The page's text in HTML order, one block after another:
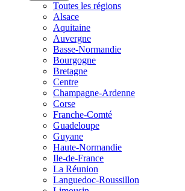
Toutes les régions
Alsace
Aquitaine
Auvergne
Basse-Normandie
Bourgogne
Bretagne
Centre
Champagne-Ardenne
Corse
Franche-Comté
Guadeloupe
Guyane
Haute-Normandie
Ile-de-France
La Réunion
Languedoc-Roussillon